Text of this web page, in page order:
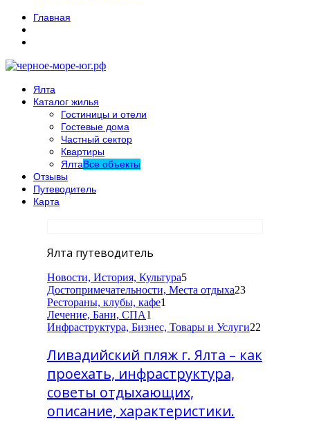
Главная
Ялта
Каталог жилья
Гостиницы и отели
Гостевые дома
Частный сектор
Квартиры
ЯлтаВсе объекты
Отзывы
Путеводитель
Карта
Ялта путеводитель
Новости, История, Культура5
Достопримечательности, Места отдыха23
Рестораны, клубы, кафе1
Лечение, Бани, СПА1
Инфраструктура, Бизнес, Товары и Услуги22
Ливадийский пляж г. Ялта – как
проехать, инфраструктура,
советы отдыхающих,
описание, характеристики.